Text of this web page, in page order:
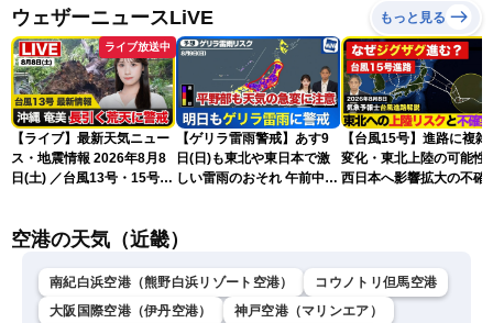
ウェザーニュースLiVE もっと見る
ライブ放送中
【ライブ】最新天気ニュー
ス・地震情報 2026年8月8
日(土) ／台風13号・15号
ーニュースLiVEムーン・戸
【ゲリラ雷雨警戒】あす9
日(日)も東北や東日本で激
しい雷雨のおそれ 午前中か
【台風15号】進路に複雑
変化・東北上陸の可能性
西日本へ影響拡大の不確
空港の天気（近畿）
南紀白浜空港（熊野白浜リゾート空港）
コウノトリ但馬空港
大阪国際空港（伊丹空港）
神戸空港（マリンエア）